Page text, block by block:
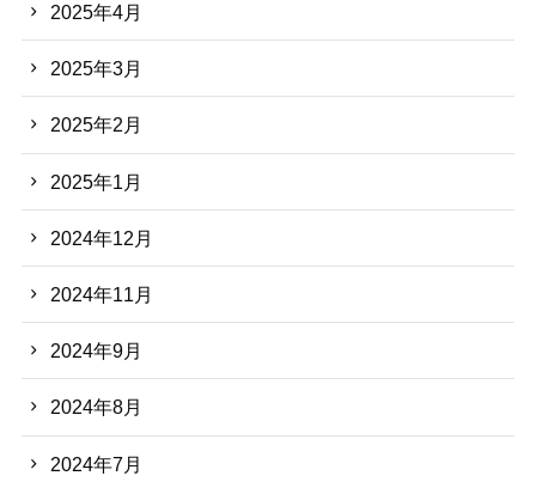
2025年4月
2025年3月
2025年2月
2025年1月
2024年12月
2024年11月
2024年9月
2024年8月
2024年7月